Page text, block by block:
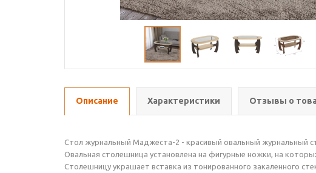
Описание Характеристики Отзывы о
Стол журнальный Маджеста-2 - красивый овальный журнальный
Овальная столешница установлена на фигурные ножки, на
Столешницу украшает вставка из тонированного закаленного